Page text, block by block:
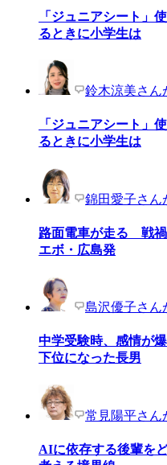
「ジュニアシート」
るときに小学生は
鈴木涼美さん
「ジュニアシート」
るときに小学生は
錦田愛子さん
路面電車が走る 戦
エボ・広島発
島沢優子さん
中学受験時、感情が
下位になった長男
常見陽平さん
AIに依存する後輩を